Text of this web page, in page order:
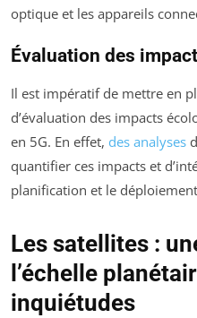
optique et les appareils
Évaluation des
Il est impératif de mettre en
d’évaluation des impacts
en 5G. En effet, des analyses
quantifier ces impacts et
planification et le
Les satellites :
l’échelle
inquiétudes